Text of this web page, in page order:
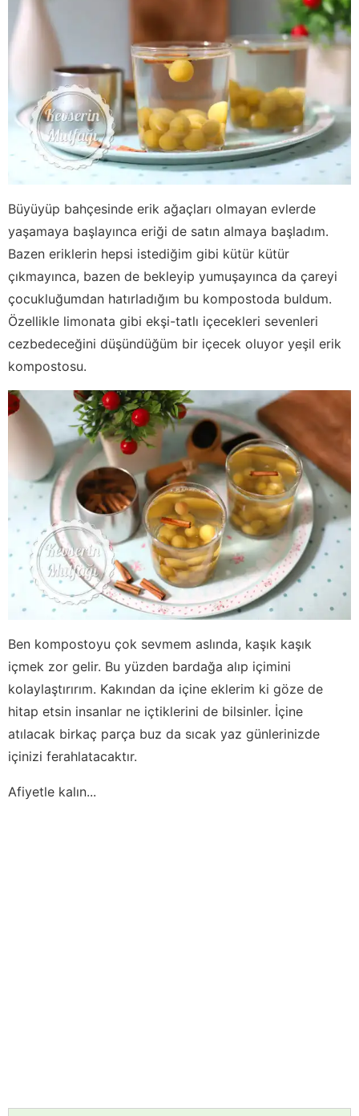
Büyüyüp bahçesinde erik ağaçları olmayan evlerde
yaşamaya başlayınca eriği de satın almaya başladım.
Bazen eriklerin hepsi istediğim gibi kütür kütür
çıkmayınca, bazen de bekleyip yumuşayınca da çareyi
çocukluğumdan hatırladığım bu kompostoda buldum.
Özellikle limonata gibi ekşi-tatlı içecekleri sevenleri
cezbedeceğini düşündüğüm bir içecek oluyor yeşil erik
kompostosu.
Ben kompostoyu çok sevmem aslında, kaşık kaşık
içmek zor gelir. Bu yüzden bardağa alıp içimini
kolaylaştırırım. Kakından da içine eklerim ki göze de
hitap etsin insanlar ne içtiklerini de bilsinler. İçine
atılacak birkaç parça buz da sıcak yaz günlerinizde
içinizi ferahlatacaktır.
Afiyetle kalın...